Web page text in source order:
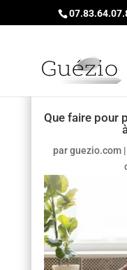
Que faire pour
parguezio.com|